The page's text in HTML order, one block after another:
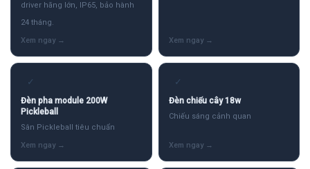
driver hãng lớn, IP65, bảo hành
24 tháng.
✓
Đèn pha module 200W
Pickleball
Sân Pickleball tiêu chuẩn
✓
Đèn chiếu cây 18w
Chiếu sáng cảnh quan